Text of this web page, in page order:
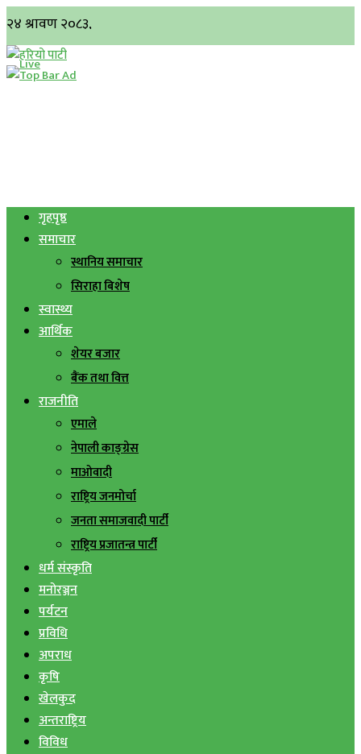
गृहपृष्ठ
समाचार
स्थानिय समाचार
सिराहा बिशेष
स्वास्थ्य
आर्थिक
शेयर बजार
बैंक तथा वित्त
राजनीति
एमाले
नेपाली काङ्ग्रेस
माओवादी
राष्ट्रिय जनमोर्चा
जनता समाजवादी पार्टी
राष्ट्रिय प्रजातन्त्र पार्टी
धर्म संस्कृति
मनोरञ्जन
पर्यटन
प्रविधि
अपराध
कृषि
खेलकुद
अन्तराष्ट्रिय
विविध